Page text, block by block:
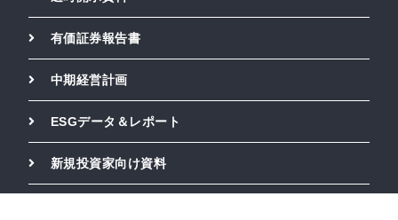
有価証券報告書
中期経営計画
ESGデータ＆レポート
新規投資家向け資料